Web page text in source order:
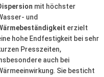
mit höchster
und
erzielt
hohe Endfestigkeit bei sehr
Presszeiten,
auch bei
Sie besticht